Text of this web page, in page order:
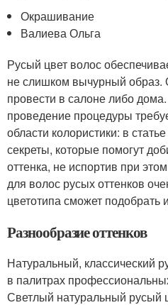
Окрашивание
Валиева Ольга
Русый цвет волос
не слишком вычурный
провести в салоне либо
проведение процедуры
области колористики: в
секреты, которые помогут
оттенка, не испортив при
для волос русых оттенков
цветотипа сможет подобрать
Разнообразие оттенков
Натуральный, классический
в палитрах
Светлый натуральный русый